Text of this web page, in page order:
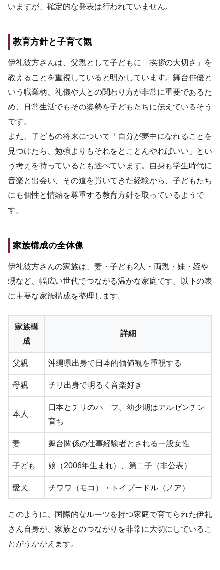
いますが、確定的な発表は行われていません。
教育方針と子育て観
伊礼彼方さんは、父親として子どもに「挨拶の大切さ」を
教えることを重視していると明かしています。舞台俳優と
いう職業柄、礼儀や人との関わり方が非常に重要であるた
め、日常生活でもその姿勢を子どもたちに伝えているそう
です。
また、子どもの将来について「自分が夢中になれることを
見つけたら、勉強よりもそれをとことんやればいい」とい
う考えを持っているとも述べています。自身も学生時代に
音楽と出会い、その道を貫いてきた経験から、子どもたち
にも個性と情熱を尊重する教育方針を取っているようで
す。
家族構成の全体像
伊礼彼方さんの家族は、妻・子ども2人・両親・妹・姪や
甥など、幅広い世代でつながる温かな家庭です。以下の表
に主要な家族構成を整理します。
家族構
成
詳細
父親 沖縄県出身で日本的価値観を重視する
母親 チリ出身で明るく音楽好き
本人
日本とチリのハーフ。幼少期はアルゼンチン
育ち
妻 舞台関係の仕事経験者とされる一般女性
子ども 娘（2006年生まれ）、第二子（非公表）
愛犬 チワワ（モコ）・トイプードル（ノア）
このように、国際的なルーツを持つ家庭で育てられた伊礼
さん自身が、家族とのつながりを非常に大切にしているこ
とがうかがえます。